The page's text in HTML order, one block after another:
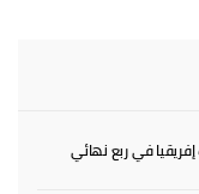
في ربع نهائي